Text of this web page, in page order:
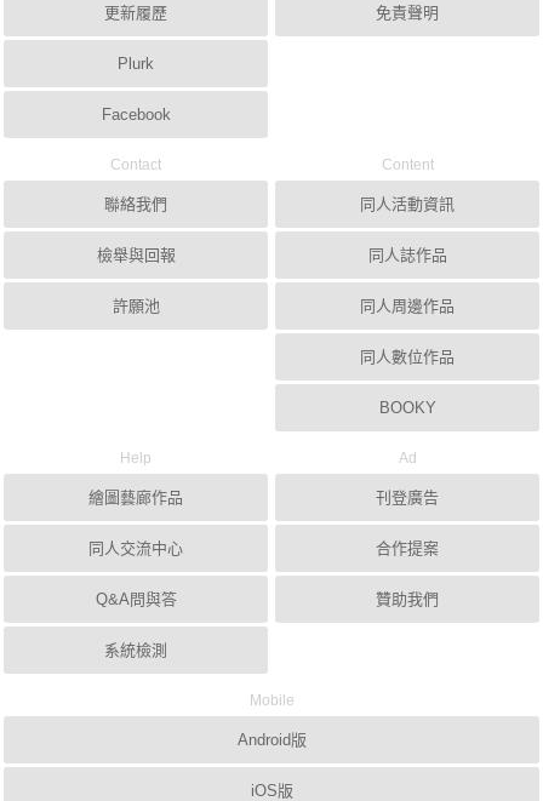
更新履歷
Plurk
Facebook
免責聲明
Contact
聯絡我們
檢舉與回報
許願池
Content
同人活動資訊
同人誌作品
同人周邊作品
同人數位作品
BOOKY
Help
繪圖藝廊作品
同人交流中心
Q&A問與答
系統檢測
Ad
刊登廣告
合作提案
贊助我們
Mobile
Android版
iOS版